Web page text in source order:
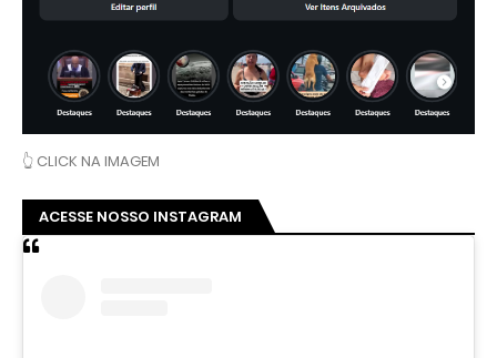
👆 CLICK NA IMAGEM
ACESSE NOSSO INSTAGRAM